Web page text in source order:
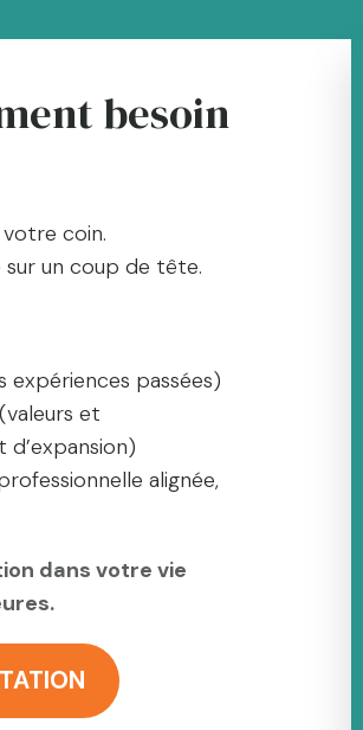
besoin
votre coin.
sur un coup de tête.
expériences passées)
et
alignée,
dans votre vie